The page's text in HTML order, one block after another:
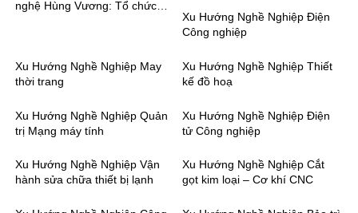
nghệ Hùng Vương: Tổ chức
Xu Hướng Nghề Nghiệp Điện
Công nghiệp
Xu Hướng Nghề Nghiệp May
thời trang
Xu Hướng Nghề Nghiệp Thiết
kế đồ hoạ
Xu Hướng Nghề Nghiệp Quản
trị Mạng máy tính
Xu Hướng Nghề Nghiệp Điện
tử Công nghiệp
Xu Hướng Nghề Nghiệp Vận
hành sửa chữa thiết bị lạnh
Xu Hướng Nghề Nghiệp Cắt
gọt kim loại – Cơ khí CNC